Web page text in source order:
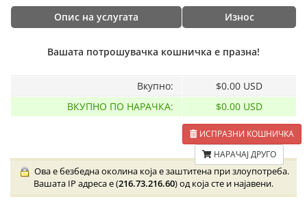
Опис на услугата Износ
Вашата потрошувачка кошничка е празна!
Вкупно:
$0.00 USD
ВКУПНО ПО НАРАЧКА:
$0.00 USD
ИСПРАЗНИ КОШНИЧКА
НАРАЧАЈ ДРУГО
Ова е безбедна околина која е заштитена при злоупотреба.
Вашата IP адреса е (216.73.216.60) од која сте и најавени.